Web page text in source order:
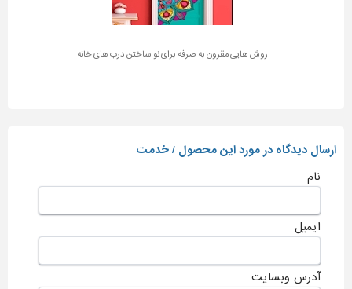
روش هایی مقرون به صرفه برای نو ساختن درب های خانه
ارسال دیدگاه در مورد این محصول / خدمت
نام
ایمیل
آدرس وبسایت